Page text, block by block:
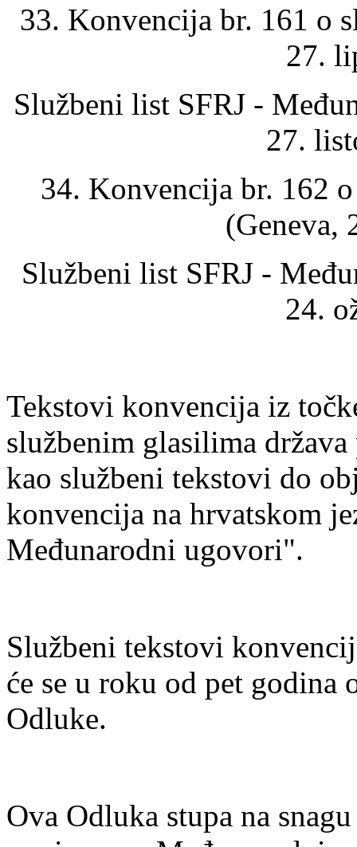
33. Konvencija br. 161 o
27.
Službeni list SFRJ -
27.
34. Konvencija br. 162
(Geneva,
Službeni list SFRJ -
24.
Tekstovi konvencija iz
službenim glasilima
kao službeni tekstovi do
konvencija na hrvatskom
Međunarodni ugovori".
Službeni tekstovi
će se u roku od pet godina
Odluke.
Ova Odluka stupa na